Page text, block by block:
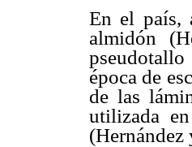
En el país,
almidón
época de
de las
utilizada
(Hernández